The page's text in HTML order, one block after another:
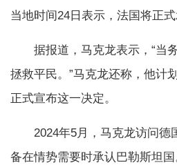
当地时间24日表示，法国将正式
据报道，马克龙表示，“当务
拯救平民。”马克龙还称，他计
正式宣布这一决定。
2024年5月，马克龙访问德
备在情势需要时承认巴勒斯坦国